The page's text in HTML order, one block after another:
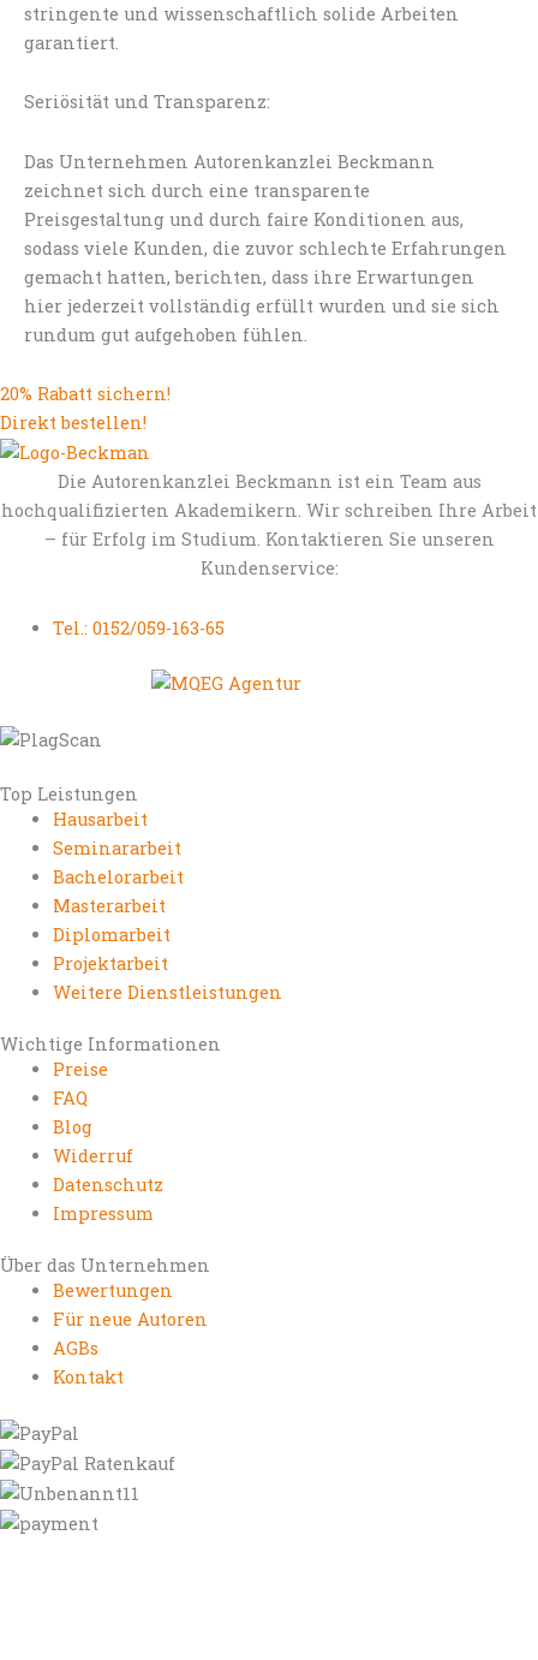
stringente und wissenschaftlich solide Arbeiten
garantiert.
Seriösität und Transparenz:
Das Unternehmen Autorenkanzlei Beckmann
zeichnet sich durch eine transparente
Preisgestaltung und durch faire Konditionen aus,
sodass viele Kunden, die zuvor schlechte Erfahrungen
gemacht hatten, berichten, dass ihre Erwartungen
hier jederzeit vollständig erfüllt wurden und sie sich
rundum gut aufgehoben fühlen.
20% Rabatt sichern!
Direkt bestellen!
Die Autorenkanzlei Beckmann ist ein Team aus
hochqualifizierten Akademikern. Wir schreiben Ihre Arbeit
– für Erfolg im Studium. Kontaktieren Sie unseren
Kundenservice:
Tel.: 0152/059-163-65
Top Leistungen
Hausarbeit
Seminararbeit
Bachelorarbeit
Masterarbeit
Diplomarbeit
Projektarbeit
Weitere Dienstleistungen
Wichtige Informationen
Preise
FAQ
Blog
Widerruf
Datenschutz
Impressum
Über das Unternehmen
Bewertungen
Für neue Autoren
AGBs
Kontakt